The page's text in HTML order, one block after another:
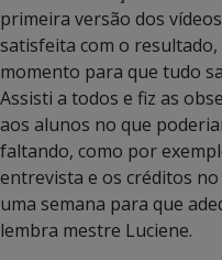
primeira versão dos
satisfeita com o
momento para que tudo
Assisti a todos e fiz as
aos alunos no que
faltando, como por
entrevista e os créditos
uma semana para que
lembra mestre Luciene.